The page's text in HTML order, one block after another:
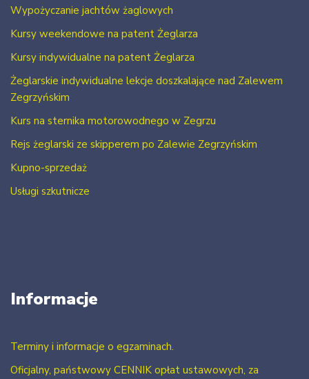
Wypożyczanie jachtów żaglowych
Kursy weekendowe na patent Żeglarza
Kursy indywidualne na patent Żeglarza
Żeglarskie indywidualne lekcje doszkalające nad Zalewem
Zegrzyńskim
Kurs na sternika motorowodnego w Zegrzu
Rejs żeglarski ze skipperem po Zalewie Zegrzyńskim
Kupno-sprzedaż
Usługi szkutnicze
Informacje
Terminy i informacje o egzaminach.
Oficjalny, państwowy CENNIK opłat ustawowych, za